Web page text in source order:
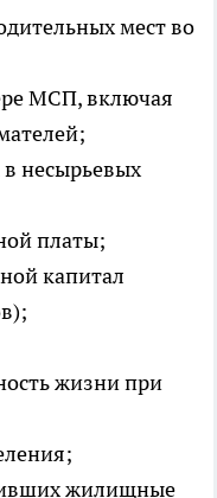
мест во
МСП, включая
в несырьевых
платы;
капитал
жизни при
жилищные